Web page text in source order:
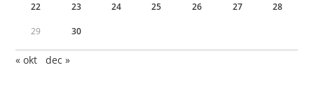
22 23 24 25 26 27 28
29 30
« okt dec »